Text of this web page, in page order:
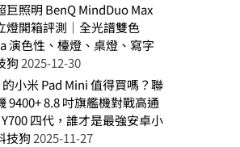
巨照明 BenQ MindDuo Max
燈開箱評測｜全光譜雙色
演色性、檯燈、桌燈、寫字
狗2025-12-30
的小米 Pad Mini 值得買嗎？聯
9400+ 8.8 吋旗艦機對戰高通
四代，誰才是最強安卓小
技狗2025-11-27